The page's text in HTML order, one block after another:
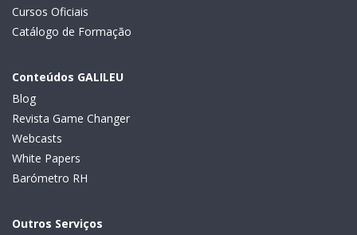
Cursos Oficiais
Catálogo de Formação
Conteúdos GALILEU
Blog
Revista Game Changer
Webcasts
White Papers
Barómetro RH
Outros Serviços